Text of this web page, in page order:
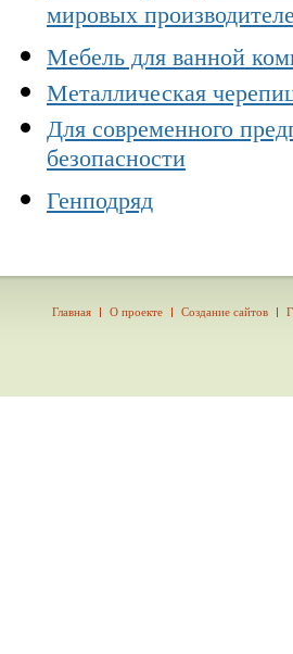
мировых
Мебель для ванной
Металлическая
Для современного
безопасноcти
Генподряд
Главная О проекте Создание сайтов